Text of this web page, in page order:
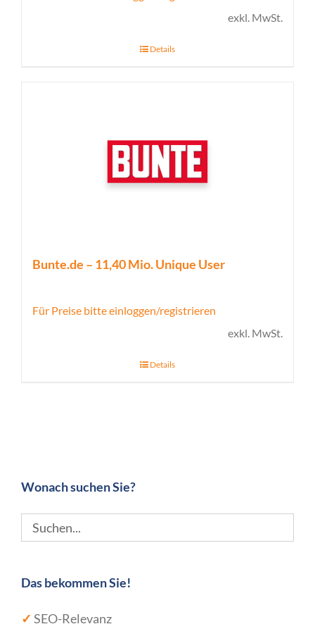
exkl. MwSt.
Details
Bunte.de – 11,40 Mio. Unique User
Für Preise bitte einloggen/registrieren
exkl. MwSt.
Details
Wonach suchen Sie?
Das bekommen Sie!
✓ SEO-Relevanz